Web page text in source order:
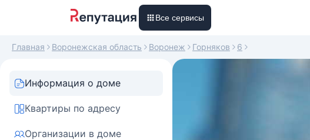
Все сервисы
Главная Воронежская область Воронеж Горняков 6
Информация о доме
Квартиры по адресу
Организации в доме